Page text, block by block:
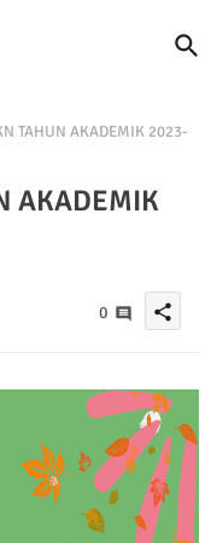
TAHUN AKADEMIK 2023-
AKADEMIK
0 share